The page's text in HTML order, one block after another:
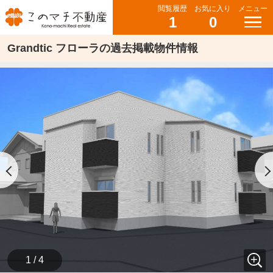
閲覧履歴
1
お気に入り
0
メニュー
Grandtic フローラの過去掲載物件情報
1 / 4